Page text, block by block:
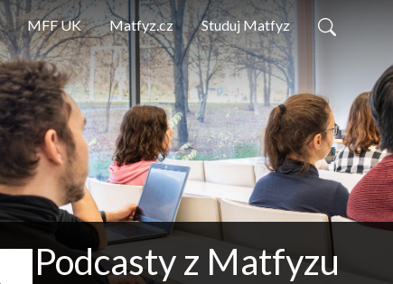
MFF UK Matfyz.cz Studuj Matfyz
Podcasty z Matfyzu